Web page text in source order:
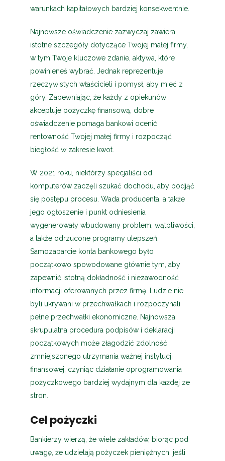
warunkach kapitałowych bardziej konsekwentnie.
Najnowsze oświadczenie zazwyczaj zawiera
istotne szczegóły dotyczące Twojej małej firmy,
w tym Twoje kluczowe zdanie, aktywa, które
powinieneś wybrać. Jednak reprezentuje
rzeczywistych właścicieli i pomysł, aby mieć z
góry. Zapewniając, że każdy z opiekunów
akceptuje pożyczkę finansową, dobre
oświadczenie pomaga bankowi ocenić
rentowność Twojej małej firmy i rozpocząć
biegłość w zakresie kwot.
W 2021 roku, niektórzy specjaliści od
komputerów zaczęli szukać dochodu, aby podjąć
się postępu procesu. Wada producenta, a także
jego ogłoszenie i punkt odniesienia
wygenerowały wbudowany problem, wątpliwości,
a także odrzucone programy ulepszeń.
Samozaparcie konta bankowego było
początkowo spowodowane głównie tym, aby
zapewnić istotną dokładność i niezawodność
informacji oferowanych przez firmę. Ludzie nie
byli ukrywani w przechwałkach i rozpoczynali
pełne przechwałki ekonomiczne. Najnowsza
skrupulatna procedura podpisów i deklaracji
początkowych może złagodzić zdolność
zmniejszonego utrzymania ważnej instytucji
finansowej, czyniąc działanie oprogramowania
pożyczkowego bardziej wydajnym dla każdej ze
stron.
Cel pożyczki
Bankierzy wierzą, że wiele zakładów, biorąc pod
uwagę, że udzielają pożyczek pieniężnych, jeśli